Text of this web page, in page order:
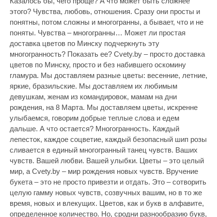
бомба)
Valerya, 27.03.2026 10:33:27
Очень благодарен Вам за сегодняшнюю доставку! Цветы
бомбезные, такие красивые и свежие, прямо то что
нужно, вы снова меня выручили! Спасибо!
Иван, 20.03.2026 14:03:58
Это мой далеко не первый заказ в этом магазине.
Раньше обходил стороной розы, так как с другими
магазинами были проблемы именно с розами. В этот раз
девушке захотелось принципиально розы)) Оператор
Анна порекомендовала данный букет, сказал что выбрав
их точно не промахнусь. К моему удивлению букет
привезли и правда шикарный-роза длинная, бутон
крупный, описать цвет я увы не могу, просто скажу что
очень приятный и нежный) Девушка осталась в восторге
конечно же! Букет уже стоит неделю, не знаю чем вы там
кормите свои цветы, но на удивление розы оказались
живучие! Спасибо за качественные цветы и
этого? Чувства, любовь, отношения. Сразу они просты и
понятны, потом сложны и многогранны, а бывает, что и не
поняты. Чувства – многогранны… Может ли простая
доставка цветов по Минску подчеркнуть эту
многогранность? Показать ее? Cvety.by – просто доставка
цветов по Минску, просто и без набившего оскомину
гламура. Мы доставляем разные цветы: весенние, летние,
яркие, бразильские. Мы доставляем их любимым
девушкам, женам из командировок, мамам на дни
рождения, на 8 Марта. Мы доставляем цветы, искренне
улыбаемся, говорим добрые теплые слова и едем
дальше. А что остается? Многогранность. Каждый
лепесток, каждое соцветие, каждый безопасный шип розы
сливается в единый многогранный танец чувств. Ваших
чувств. Вашей любви. Вашей улыбки. Цветы – это целый
мир, а Cvety.by – мир рождения новых чувств. Вручение
букета – это не просто привезти и отдать. Это – сотворить
целую гамму новых чувств, созвучных вашим, но в то же
время, новых и влекущих. Цветов, как и букв в алфавите,
определенное количество. Но, сродни разнообразию букв,